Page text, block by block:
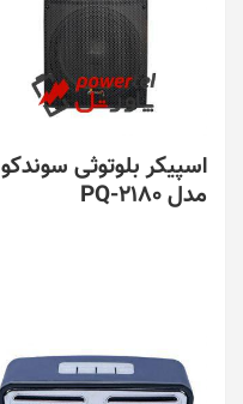
اسپیکر بلوتوثی سوندکو
مدل PQ-2180